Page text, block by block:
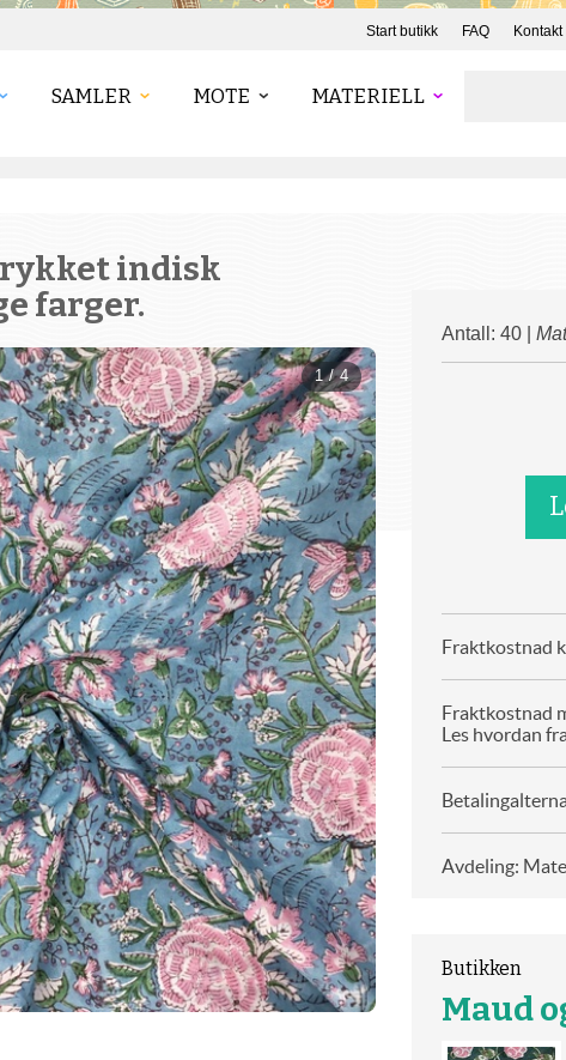
Start butikk FAQ
SAMLER MOTE MATERIELL
indisk
farger.
1 / 4
Antall: 40 |
Fraktkostnad
Fraktkostnad
Les hvordan
Avdeling:
Butikken
Maud